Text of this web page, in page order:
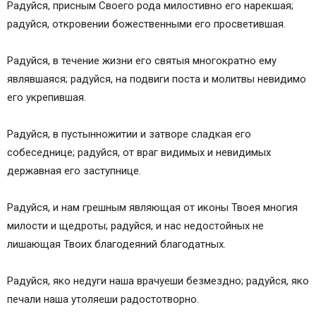
Радуйся, присным Своего рода милостивно его нарекшая;
радуйся, откровении божественными его просветившая.
Радуйся, в течение жизни его святыя многократно ему
являвшаяся; радуйся, на подвиги поста и молитвы невидимо
его укрепившая.
Радуйся, в пустынножитии и затворе сладкая его
собеседнице; радуйся, от враг видимых и невидимых
державная его заступнице.
Радуйся, и нам грешным являющая от иконы Твоея многия
милости и щедроты; радуйся, и нас недостойных не
лишающая Твоих благодеяний благодатных.
Радуйся, яко недуги наша врачуеши безмездно; радуйся, яко
печали наша утоляеши радостотворно.